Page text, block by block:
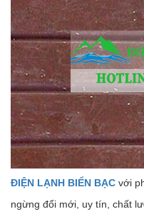
ĐIỆN LẠNH BIỂN BẠC với
ngừng đổi mới, uy tín, chất